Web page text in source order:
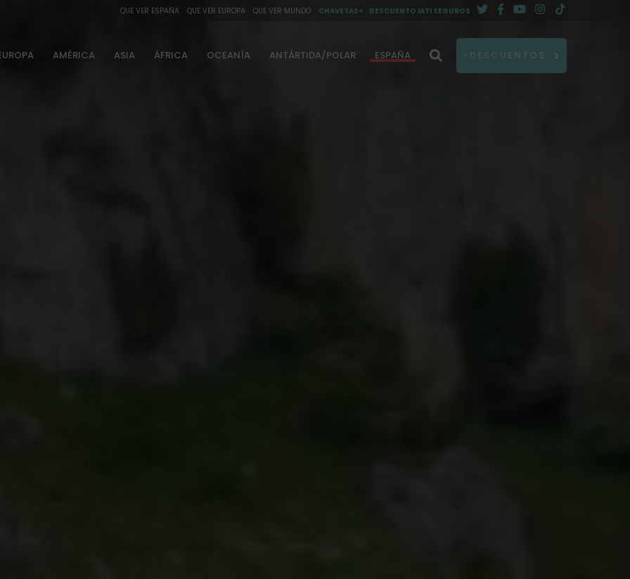
QUE VER ESPAÑA QUE VER EUROPA QUE VER MUNDO CHAVETAS+ DESCUENTO IATI SEGUROS
AMÉRICA ASIA ÁFRICA OCEANÍA ANTÁRTIDA/POLAR ESPAÑA ⚡DESCUENTOS